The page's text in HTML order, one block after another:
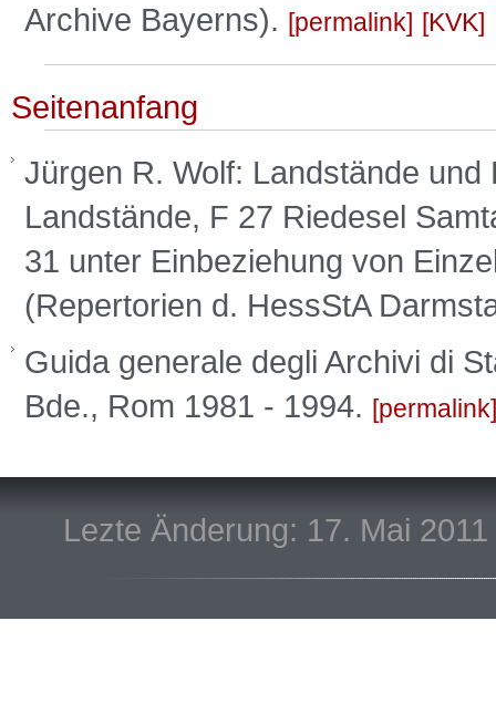
Archive Bayerns).
permalink KVK
Seitenanfang
Jürgen R. Wolf: Landstände
Landstände, F 27 Riedesel
31 unter Einbeziehung von
(Repertorien d. HessStA
Guida generale degli Archivi di
Bde., Rom 1981 - 1994.
permalink
Lezte Änderung: 17. Mai